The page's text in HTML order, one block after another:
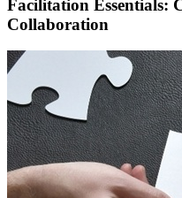
Facilitation Essentials:
Collaboration